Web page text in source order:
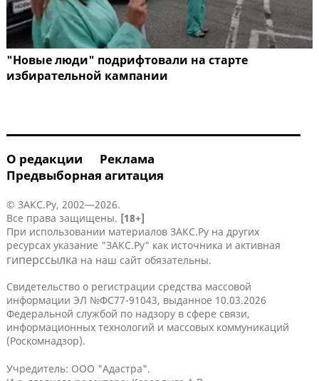
"Новые люди" подрифтовали на старте
избирательной кампании
О редакции
Реклама
Предвыборная агитация
© ЗАКС.Ру, 2002—2026.
Все права защищены. [18+]
При использовании материалов ЗАКС.Ру на других
ресурсах указание "ЗАКС.Ру" как источника и активная
гиперссылка на наш сайт обязательны.
Свидетельство о регистрации средства массовой
информации ЭЛ №ФС77-91043, выданное 10.03.2026
Федеральной службой по надзору в сфере связи,
информационных технологий и массовых коммуникаций
(Роскомнадзор).
Учредитель: ООО "Адастра".